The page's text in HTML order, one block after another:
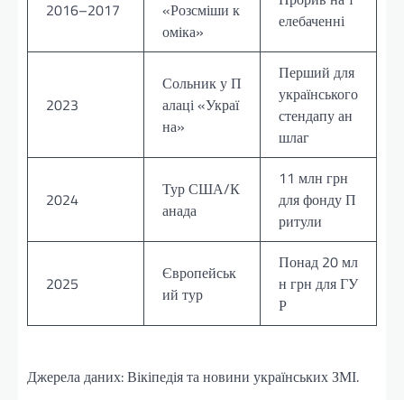
2016–2017
«Розсміши к
оміка»
елебаченні
2023
Сольник у П
алаці «Украї
на»
Перший для
українського
стендапу ан
шлаг
2024
Тур США/К
анада
11 млн грн
для фонду П
ритули
2025
Європейськ
ий тур
Понад 20 мл
н грн для ГУ
Р
Джерела даних: Вікіпедія та новини українських ЗМІ.